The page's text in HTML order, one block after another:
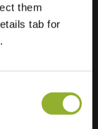
them
tab for
3